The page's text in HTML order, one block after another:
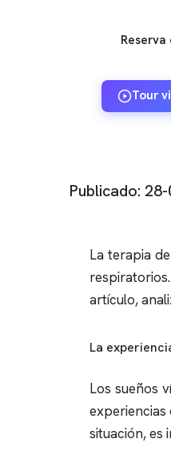
Reserva
Tour
Publicado:
La terapia
artículo,
La
Los sueños
experiencias
situación, es